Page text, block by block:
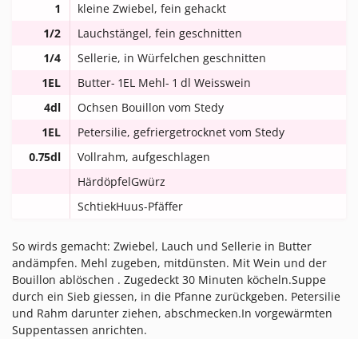
1
kleine Zwiebel, fein gehackt
1/2
Lauchstängel, fein geschnitten
1/4
Sellerie, in Würfelchen geschnitten
1EL
Butter- 1EL Mehl- 1 dl Weisswein
4dl
Ochsen Bouillon vom Stedy
1EL
Petersilie, gefriergetrocknet vom Stedy
0.75dl
Vollrahm, aufgeschlagen
HärdöpfelGwürz
SchtiekHuus-Pfäffer
So wirds gemacht: Zwiebel, Lauch und Sellerie in Butter
andämpfen. Mehl zugeben, mitdünsten. Mit Wein und der
Bouillon ablöschen . Zugedeckt 30 Minuten köcheln.Suppe
durch ein Sieb giessen, in die Pfanne zurückgeben. Petersilie
und Rahm darunter ziehen, abschmecken.In vorgewärmten
Suppentassen anrichten.